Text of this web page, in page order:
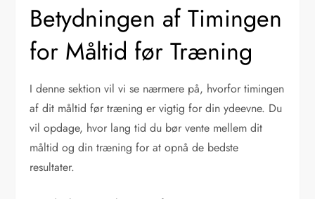
Betydningen af Timingen
for Måltid før Træning
I denne sektion vil vi se nærmere på, hvorfor timingen
af dit måltid før træning er vigtig for din ydeevne. Du
vil opdage, hvor lang tid du bør vente mellem dit
måltid og din træning for at opnå de bedste
resultater.